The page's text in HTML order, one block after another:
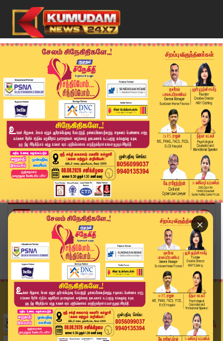
×
Home
வீடியோ ஸ்டோரி
ஸ்ட்ராங் ரூமில் ஜனநாயகன் படம் பார்த்தவர் கைது |...